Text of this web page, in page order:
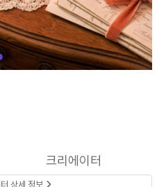
크리에이터
상세 정보